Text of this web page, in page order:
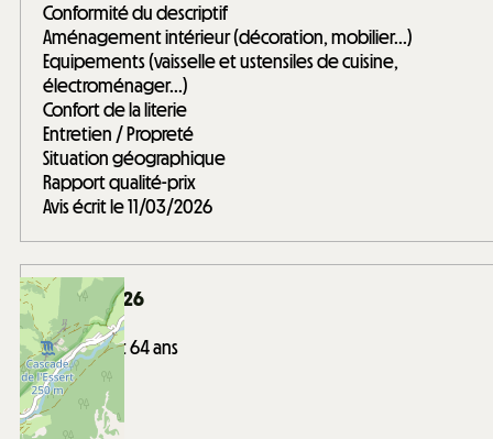
Conformité du descriptif
Aménagement intérieur (décoration, mobilier...)
Equipements (vaisselle et ustensiles de cuisine,
électroménager...)
Confort de la literie
Entretien / Propreté
Situation géographique
Rapport qualité-prix
Avis écrit le 11/03/2026
Février 2026
BERNADETTE
Entre 50 et 64 ans
Entre amis
Note :
4